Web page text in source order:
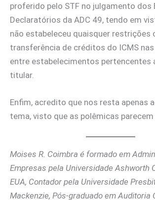
proferido pelo STF no julgamento dos
Declaratórios da ADC 49, tendo em
não estabeleceu quaisquer restrições
transferência de créditos do ICMS
entre estabelecimentos pertencentes
titular.
Enfim, acredito que nos resta apenas
tema, visto que as polêmicas parecem
Moises R. Coimbra é formado em
Empresas pela Universidade Ashworth
EUA, Contador pela Universidade
Mackenzie, Pós-graduado em Auditoria